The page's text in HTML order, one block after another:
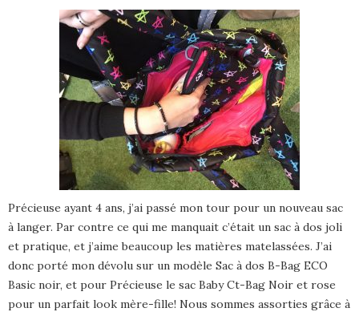
Précieuse ayant 4 ans, j’ai passé mon tour pour un nouveau sac
à langer. Par contre ce qui me manquait c’était un sac à dos joli
et pratique, et j’aime beaucoup les matières matelassées. J’ai
donc porté mon dévolu sur un modèle Sac à dos B-Bag ECO
Basic noir, et pour Précieuse le sac Baby Ct-Bag Noir et rose
pour un parfait look mère-fille! Nous sommes assorties grâce à